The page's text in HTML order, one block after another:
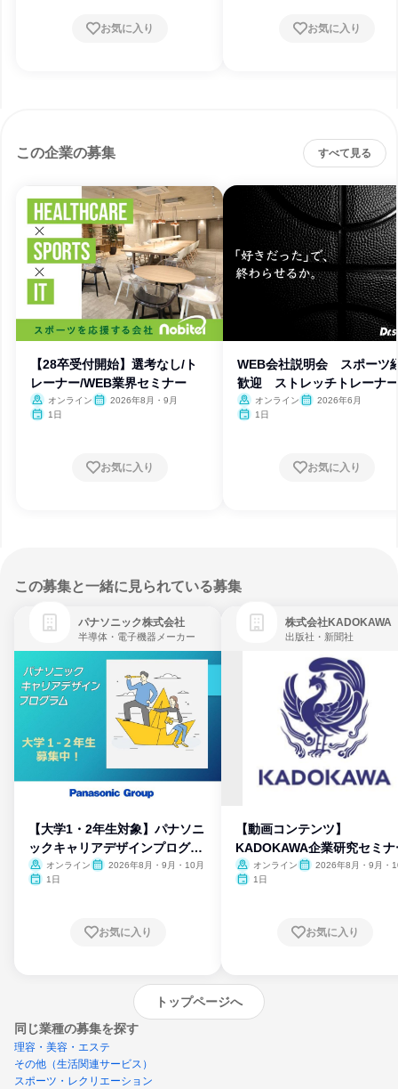
お気に入り お気に入り
この企業の募集 すべて見る
【28卒受付開始】選考なし/ト
レーナー/WEB業界セミナー
オンライン
2026年8月・9月
1日
お気に入り
WEB会社説明会 スポーツ
歓迎 ストレッチトレーナー
オンライン
2026年6月
1日
お気に入り
この募集と一緒に見られている募集
パナソニック株式会社
半導体・電子機器メーカー
【大学1・2年生対象】パナソニ
ックキャリアデザインプログラ
ム
オンライン
2026年8月・9月・10月
1日
お気に入り
株式会社KADOKAWA
出版社・新聞社
【動画コンテンツ】
KADOKAWA企業研究セミナ
オンライン
2026年8月・9月・
1日
お気に入り
トップページへ
同じ業種の募集を探す
理容・美容・エステ
その他（生活関連サービス）
スポーツ・レクリエーション